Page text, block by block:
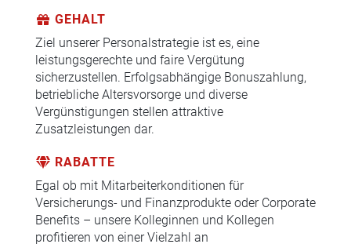
GEHALT
Ziel unserer Personalstrategie ist es, eine
leistungsgerechte und faire Vergütung
sicherzustellen. Erfolgsabhängige Bonuszahlung,
betriebliche Altersvorsorge und diverse
Vergünstigungen stellen attraktive
Zusatzleistungen dar.
RABATTE
Egal ob mit Mitarbeiterkonditionen für
Versicherungs- und Finanzprodukte oder Corporate
Benefits – unsere Kolleginnen und Kollegen
profitieren von einer Vielzahl an